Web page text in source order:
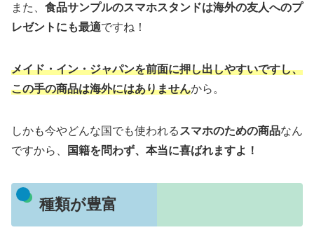
また、 食品サンプルのスマホスタンドは海外の友人へのプ
レゼントにも最適ですね！
メイド・イン・ジャパンを前面に押し出しやすいですし、
この手の商品は海外にはありませんから。
しかも今やどんな国でも使われる スマホのための商品なん
ですから、
国籍を問わず、本当に喜ばれますよ！
種類が豊富